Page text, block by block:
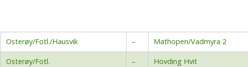
Osterøy/Fotl./Hausvik – Mathopen/Vadmyra 2
Osterøy/Fotl. – Hovding Hvit